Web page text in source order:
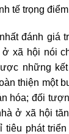
tế trọng
đánh giá
ở xã hội nói
những
thiện một
hóa; đối
ở xã hội
tiêu phát